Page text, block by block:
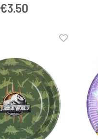
€3.50